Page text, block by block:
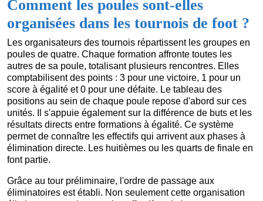
Comment les poules sont-elles
organisées dans les tournois de foot ?
Les organisateurs des tournois répartissent les groupes en
poules de quatre. Chaque formation affronte toutes les
autres de sa poule, totalisant plusieurs rencontres. Elles
comptabilisent des points : 3 pour une victoire, 1 pour un
score à égalité et 0 pour une défaite. Le tableau des
positions au sein de chaque poule repose d'abord sur ces
unités. Il s'appuie également sur la différence de buts et les
résultats directs entre formations à égalité. Ce système
permet de connaître les effectifs qui arrivent aux phases à
élimination directe. Les huitièmes ou les quarts de finale en
font partie.
Grâce au tour préliminaire, l'ordre de passage aux
éliminatoires est établi. Non seulement cette organisation